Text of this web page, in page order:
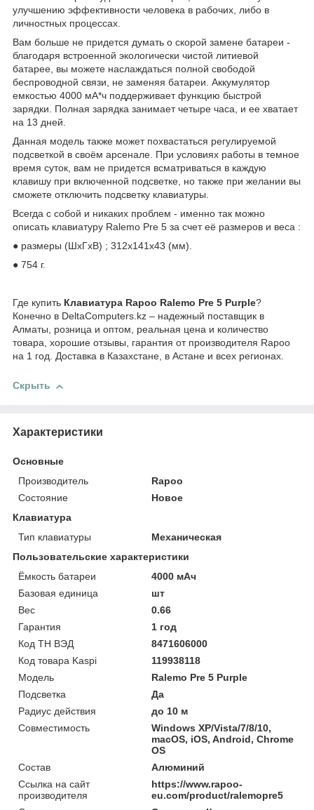
улучшению эффективности человека в рабочих, либо в
личностных процессах.
Вам больше не придется думать о скорой замене батареи -
благодаря встроенной экологически чистой литиевой
батарее, вы можете наслаждаться полной свободой
беспроводной связи, не заменяя батареи. Аккумулятор
емкостью 4000 мА*ч поддерживает функцию быстрой
зарядки. Полная зарядка занимает четыре часа, и ее хватает
на 13 дней.
Данная модель также может похвастаться регулируемой
подсветкой в своём арсенале. При условиях работы в темное
время суток, вам не придется всматриваться в каждую
клавишу при включенной подсветке, но также при желании вы
сможете отключить подсветку клавиатуры.
Всегда с собой и никаких проблем - именно так можно
описать клавиатуру Ralemo Pre 5 за счет её размеров и веса :
● размеры (ШхГхВ) ; 312x141x43 (мм).
● 754 г.
Где купить Клавиатура Rapoo Ralemo Pre 5 Purple?
Конечно в DeltaComputers.kz – надежный поставщик в
Алматы, розница и оптом, реальная цена и количество
товара, хорошие отзывы, гарантия от производителя Rapoo
на 1 год. Доставка в Казахстане, в Астане и всех регионах.
Скрыть
Характеристики
Основные
Производитель
Rapoo
Состояние
Новое
Клавиатура
Тип клавиатуры
Механическая
Пользовательские характеристики
Ёмкость батареи
4000 мАч
Базовая единица
шт
Вес
0.66
Гарантия
1 год
Код ТН ВЭД
8471606000
Код товара Kaspi
119938118
Модель
Ralemo Pre 5 Purple
Подсветка
Да
Радиус действия
до 10 м
Совместимость
Windows XP/Vista/7/8/10,
macOS, iOS, Android, Chrome
OS
Состав
Алюминий
Ссылка на сайт
производителя
https://www.rapoo-
eu.com/product/ralemopre5